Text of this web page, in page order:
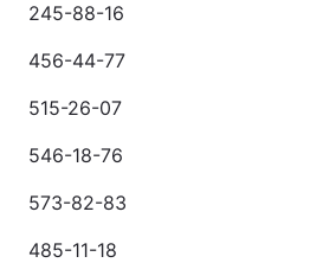
245-88-16
456-44-77
515-26-07
546-18-76
573-82-83
485-11-18